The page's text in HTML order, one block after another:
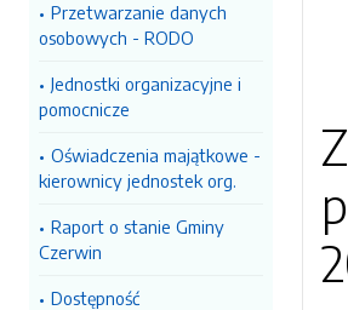
Przetwarzanie danych
osobowych - RODO
Jednostki organizacyjne i
pomocnicze
Oświadczenia majątkowe -
kierownicy jednostek org.
Raport o stanie Gminy
Czerwin
Dostępność